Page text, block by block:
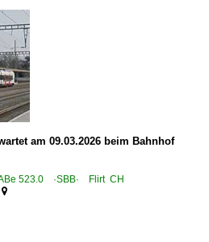
am 09.03.2026 beim Bahnhof
523.0 ·SBB· Flirt CH
